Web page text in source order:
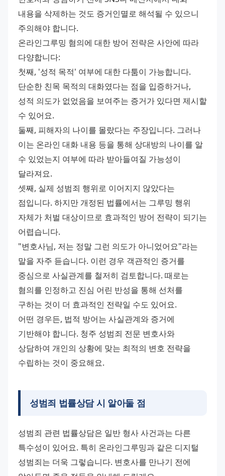
내용을 삭제하는 것도 증거인멸로 해석될 수 있으니
주의해야 합니다.
온라인그루밍 혐의에 대한 방어 전략은 사안에 따라
다양합니다:
첫째, '성적 목적' 여부에 대한 다툼이 가능합니다.
단순한 친목 목적의 대화였다는 점을 입증하거나,
성적 의도가 없었음을 보여주는 증거가 있다면 제시할
수 있어요.
둘째, 피해자의 나이를 몰랐다는 주장입니다. 그러나
이는 온라인 대화 내용 등을 통해 상대방의 나이를 알
수 있었는지 여부에 따라 받아들여질 가능성이
달라져요.
셋째, 실제 성범죄 행위로 이어지지 않았다는
점입니다. 하지만 개정된 법률에서는 그루밍 행위
자체가 처벌 대상이므로 효과적인 방어 전략이 되기는
어렵습니다.
"변호사님, 저는 정말 그런 의도가 아니었어요"라는
말을 자주 듣습니다. 이런 경우 객관적인 증거를
중심으로 사실관계를 철저히 검토합니다. 때로는
혐의를 인정하고 진심 어린 반성을 통해 선처를
구하는 것이 더 효과적인 전략일 수도 있어요.
어떤 경우든, 법적 방어는 사실관계와 증거에
기반해야 합니다. 청주 성범죄 전문 변호사와
상담하여 개인의 상황에 맞는 최적의 변호 전략을
수립하는 것이 중요해요.
성범죄 법률상담 시 알아둘 점
성범죄 관련 법률상담은 일반 형사 사건과는 다른
특수성이 있어요. 특히 온라인그루밍과 같은 디지털
성범죄는 더욱 그렇습니다. 변호사를 만나기 전에